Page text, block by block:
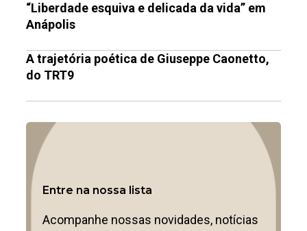
“Liberdade esquiva e delicada da vida” em
Anápolis
A trajetória poética de Giuseppe Caonetto,
do TRT9
Entre na nossa lista
Acompanhe nossas novidades, notícias